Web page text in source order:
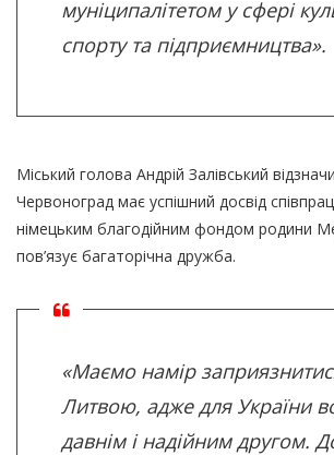
муніципалітетом у сфері
спорту та підприємництва».
Міський голова Андрій Залівський
Червоноград має успішний досвід
німецьким благодійним фондом родини
пов’язує багаторічна дружба.
«Маємо намір
Литвою, адже для України
давнім і надійним другом.